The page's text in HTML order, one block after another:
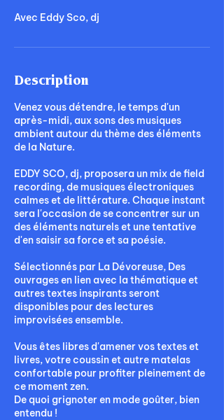
Avec Eddy Sco, dj
Description
Venez vous détendre, le temps d'un
après-midi, aux sons des musiques
ambient autour du thème des éléments
de la Nature.
EDDY SCO, dj, proposera un mix de field
recording, de musiques électroniques
calmes et de littérature. Chaque instant
sera l'occasion de se concentrer sur un
des éléments naturels et une tentative
d'en saisir sa force et sa poésie.
Sélectionnés par La Dévoreuse, Des
ouvrages en lien avec la thématique et
autres textes inspirants seront
disponibles pour des lectures
improvisées ensemble.
Vous êtes libres d'amener vos textes et
livres, votre coussin et autre matelas
confortable pour profiter pleinement de
ce moment zen.
De quoi grignoter en mode goûter, bien
entendu !